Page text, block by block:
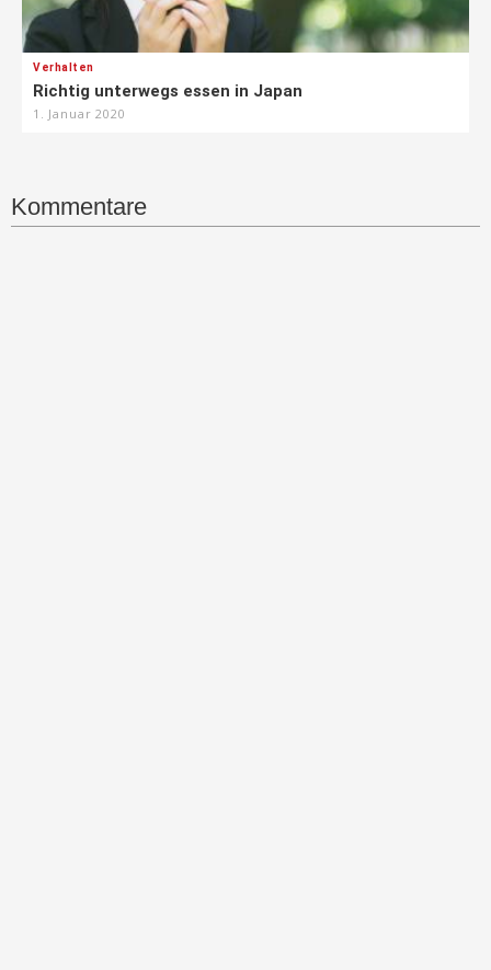
Verhalten
Richtig unterwegs essen in Japan
1. Januar 2020
Kommentare